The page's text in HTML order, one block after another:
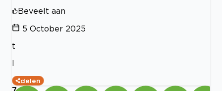
Beveelt aan
5 October 2025
t
l
delen